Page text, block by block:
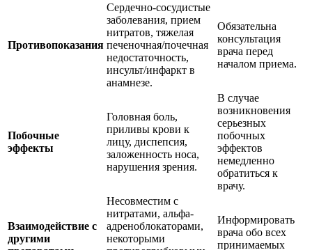
Противопоказания
Сердечно-сосудистые
заболевания, прием
нитратов, тяжелая
печеночная/почечная
недостаточность,
инсульт/инфаркт в
анамнезе.
Обязательна
консультация
врача перед
началом приема.
Побочные
эффекты
Головная боль,
приливы крови к
лицу, диспепсия,
заложенность носа,
нарушения зрения.
В случае
возникновения
серьезных
побочных
эффектов
немедленно
обратиться к
врачу.
Взаимодействие с
другими
Несовместим с
нитратами, альфа-
адреноблокаторами,
некоторыми
Информировать
врача обо всех
принимаемых